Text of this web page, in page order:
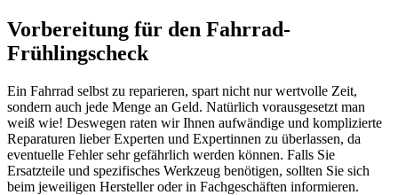
Vorbereitung für den Fahrrad-
Frühlingscheck
Ein Fahrrad selbst zu reparieren, spart nicht nur wertvolle Zeit,
sondern auch jede Menge an Geld. Natürlich vorausgesetzt man
weiß wie! Deswegen raten wir Ihnen aufwändige und komplizierte
Reparaturen lieber Experten und Expertinnen zu überlassen, da
eventuelle Fehler sehr gefährlich werden können. Falls Sie
Ersatzteile und spezifisches Werkzeug benötigen, sollten Sie sich
beim jeweiligen Hersteller oder in Fachgeschäften informieren.